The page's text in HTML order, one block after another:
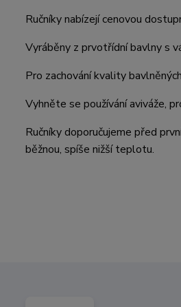
Ručníky nabízejí cenovou
Vyráběny z prvotřídní bavlny s
Pro zachování kvality
Vyhněte se používání aviváže,
Ručníky doporučujeme před
běžnou, spíše nižší teplotu.